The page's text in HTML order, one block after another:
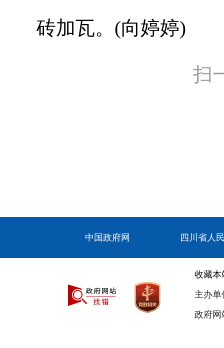
砖加瓦。(向婷婷)
扫
中国政府网 四川省人
收藏本
主办
政府网